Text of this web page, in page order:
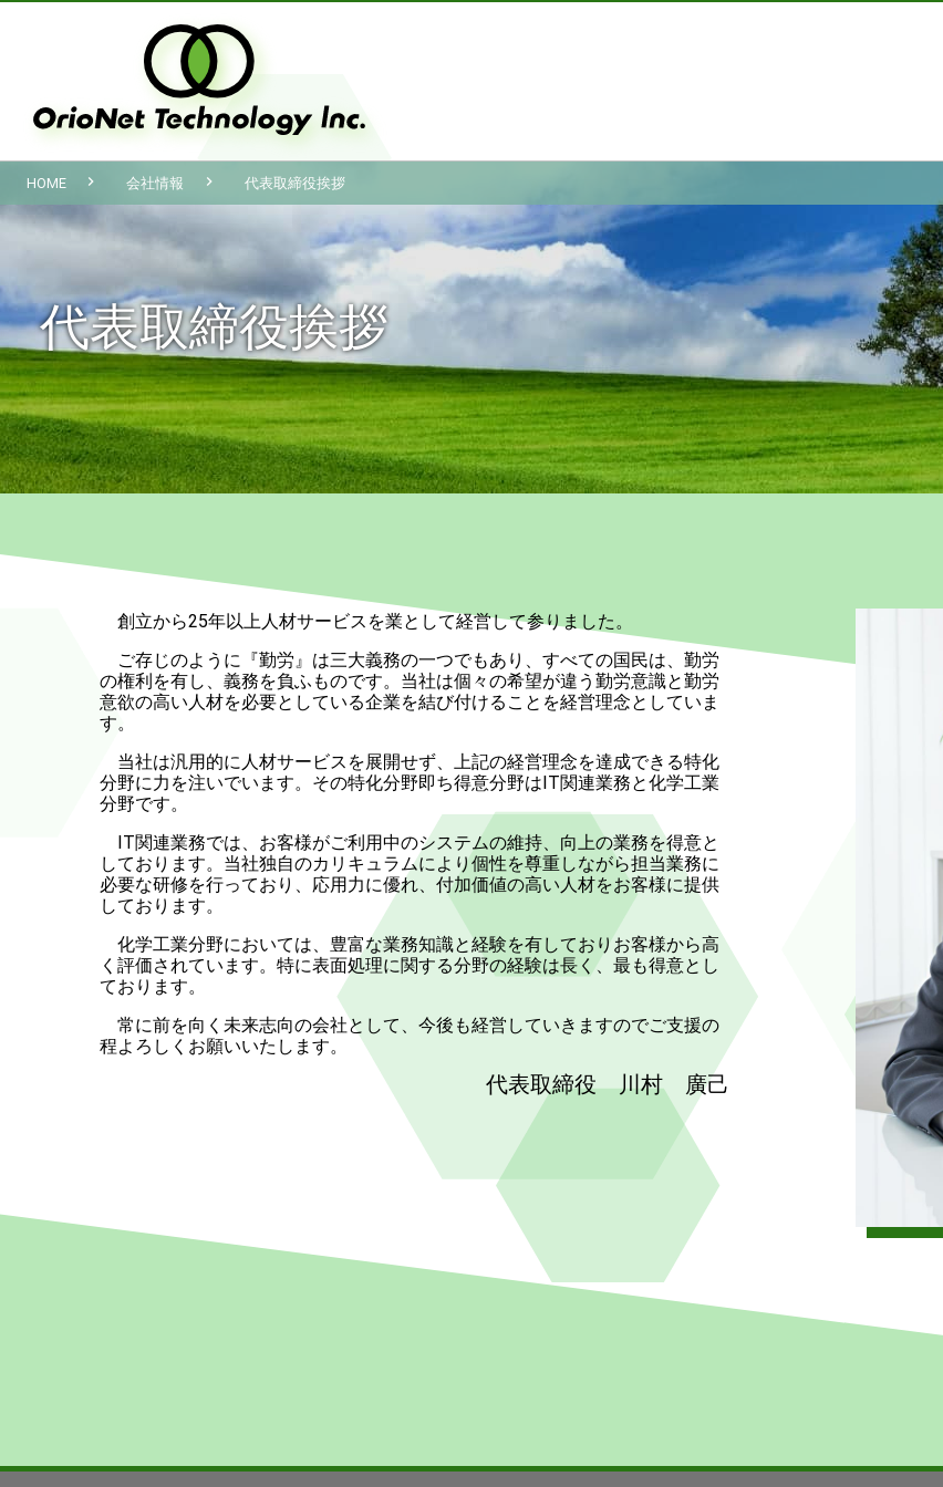
代表取締役挨拶
HOME 会社情報 代表取締役挨拶
創立から25年以上人材サービスを業として経営して参りました。
ご存じのように『勤労』は三大義務の一つでもあり、すべての国民は、勤労
の権利を有し、義務を負ふものです。当社は個々の希望が違う勤労意識と勤労
意欲の高い人材を必要としている企業を結び付けることを経営理念としていま
す。
当社は汎用的に人材サービスを展開せず、上記の経営理念を達成できる特化
分野に力を注いでいます。その特化分野即ち得意分野はIT関連業務と化学工業
分野です。
IT関連業務では、お客様がご利用中のシステムの維持、向上の業務を得意と
しております。当社独自のカリキュラムにより個性を尊重しながら担当業務に
必要な研修を行っており、応用力に優れ、付加価値の高い人材をお客様に提供
しております。
化学工業分野においては、豊富な業務知識と経験を有しておりお客様から高
く評価されています。特に表面処理に関する分野の経験は長く、最も得意とし
ております。
常に前を向く未来志向の会社として、今後も経営していきますのでご支援の
程よろしくお願いいたします。
代表取締役 川村 廣己